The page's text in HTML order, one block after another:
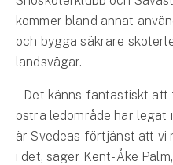
kommer bland annat
och bygga säkrare
landsvägar.
– Det känns fantastiskt
östra ledområde har legat
är Svedeas förtjänst att vi
i det, säger Kent-Åke